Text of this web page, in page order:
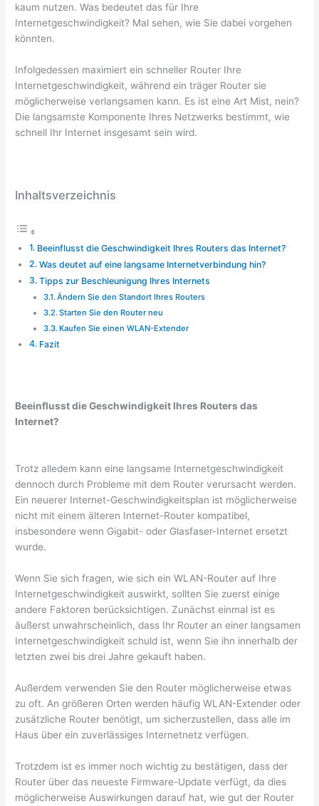
kaum nutzen. Was bedeutet das für Ihre
Internetgeschwindigkeit? Mal sehen, wie Sie dabei vorgehen
könnten.
Infolgedessen maximiert ein schneller Router Ihre
Internetgeschwindigkeit, während ein träger Router sie
möglicherweise verlangsamen kann. Es ist eine Art Mist, nein?
Die langsamste Komponente Ihres Netzwerks bestimmt, wie
schnell Ihr Internet insgesamt sein wird.
Inhaltsverzeichnis
Beeinflusst die Geschwindigkeit Ihres Routers das Internet?
Was deutet auf eine langsame Internetverbindung hin?
Tipps zur Beschleunigung Ihres Internets
Ändern Sie den Standort Ihres Routers
Starten Sie den Router neu
Kaufen Sie einen WLAN-Extender
Fazit
Beeinflusst die Geschwindigkeit Ihres Routers das
Internet?
Trotz alledem kann eine langsame Internetgeschwindigkeit
dennoch durch Probleme mit dem Router verursacht werden.
Ein neuerer Internet-Geschwindigkeitsplan ist möglicherweise
nicht mit einem älteren Internet-Router kompatibel,
insbesondere wenn Gigabit- oder Glasfaser-Internet ersetzt
wurde.
Wenn Sie sich fragen, wie sich ein WLAN-Router auf Ihre
Internetgeschwindigkeit auswirkt, sollten Sie zuerst einige
andere Faktoren berücksichtigen. Zunächst einmal ist es
äußerst unwahrscheinlich, dass Ihr Router an einer langsamen
Internetgeschwindigkeit schuld ist, wenn Sie ihn innerhalb der
letzten zwei bis drei Jahre gekauft haben.
Außerdem verwenden Sie den Router möglicherweise etwas
zu oft. An größeren Orten werden häufig WLAN-Extender oder
zusätzliche Router benötigt, um sicherzustellen, dass alle im
Haus über ein zuverlässiges Internetnetz verfügen.
Trotzdem ist es immer noch wichtig zu bestätigen, dass der
Router über das neueste Firmware-Update verfügt, da dies
möglicherweise Auswirkungen darauf hat, wie gut der Router